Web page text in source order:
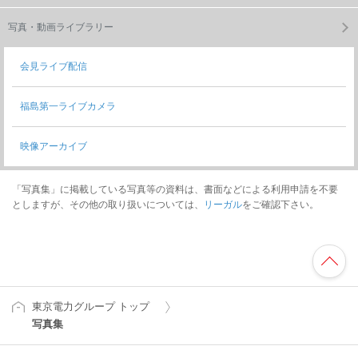
写真・動画ライブラリー
会見ライブ配信
福島第一ライブカメラ
映像アーカイブ
「写真集」に掲載している写真等の資料は、書面などによる利用申請を不要
としますが、その他の取り扱いについては、
リーガルをご確認下さい。
東京電力グループ トップ
写真集